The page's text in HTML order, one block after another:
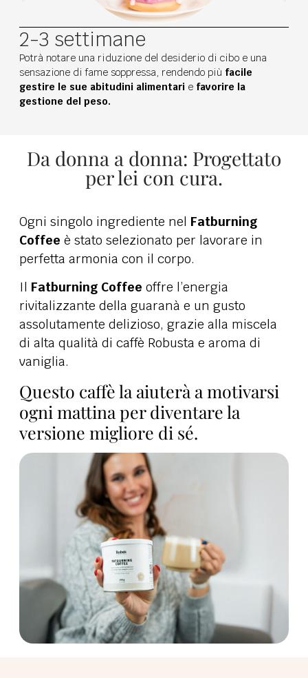
2-3 settimane
Potrà notare una riduzione del desiderio di cibo e una
sensazione di fame soppressa, rendendo più facile
gestire le sue abitudini alimentari e favorire la
gestione del peso.
Da donna a donna: Progettato
per lei con cura.
Ogni singolo ingrediente nel Fatburning
Coffee è stato selezionato per lavorare in
perfetta armonia con il corpo.
Il Fatburning Coffee offre l’energia
rivitalizzante della guaranà e un gusto
assolutamente delizioso, grazie alla miscela
di alta qualità di caffè Robusta e aroma di
vaniglia.
Questo caffè la aiuterà a motivarsi
ogni mattina per diventare la
versione migliore di sé.